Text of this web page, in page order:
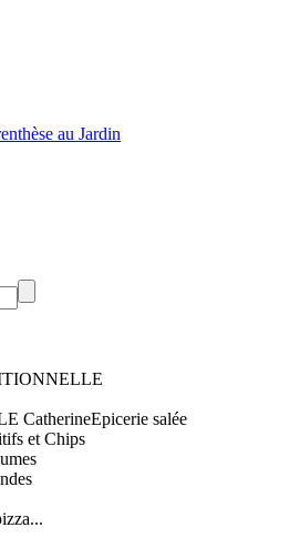
au Jardin
CatherineEpicerie salée
et Chips